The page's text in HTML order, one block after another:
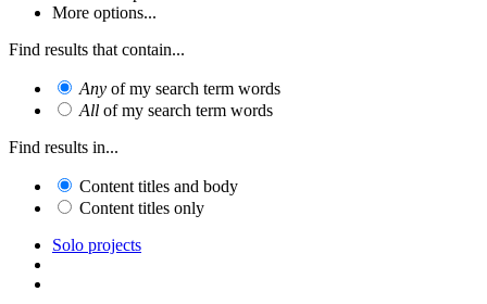
More options...
Find results that contain...
Any of my search term words
All of my search term words
Find results in...
Content titles and body
Content titles only
Solo projects